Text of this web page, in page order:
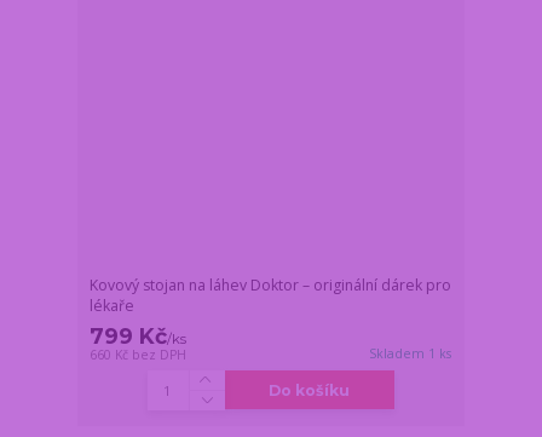
Kovový stojan na láhev Doktor – originální dárek pro
lékaře
799 Kč/ks
660 Kč bez DPH Skladem 1 ks
Do košíku